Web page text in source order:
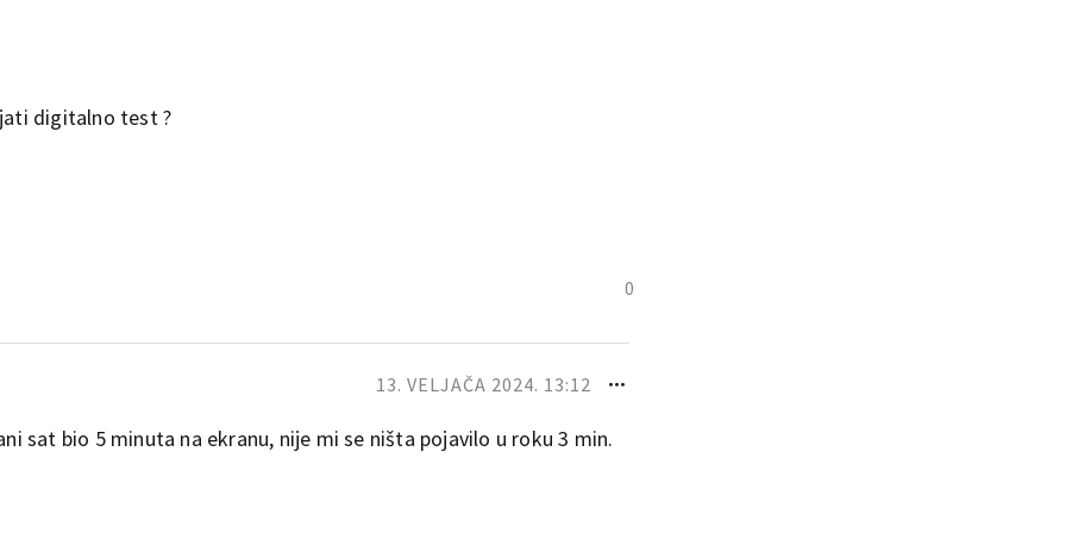
digitalno test ?
0
13. VELJAČA 2024. 13:12
sat bio 5 minuta na ekranu, nije mi se ništa pojavilo u roku 3 min.